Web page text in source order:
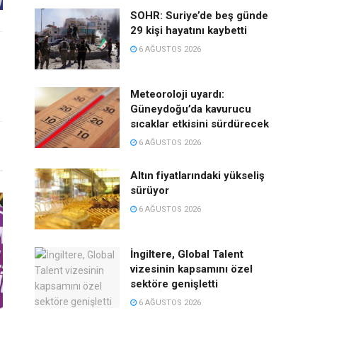
SOHR: Suriye’de beş günde
29 kişi hayatını kaybetti
6 AĞUSTOS 2026
Meteoroloji uyardı:
Güneydoğu’da kavurucu
sıcaklar etkisini sürdürecek
6 AĞUSTOS 2026
Altın fiyatlarındaki yükseliş
sürüyor
6 AĞUSTOS 2026
İngiltere, Global Talent
vizesinin kapsamını özel
sektöre genişletti
6 AĞUSTOS 2026